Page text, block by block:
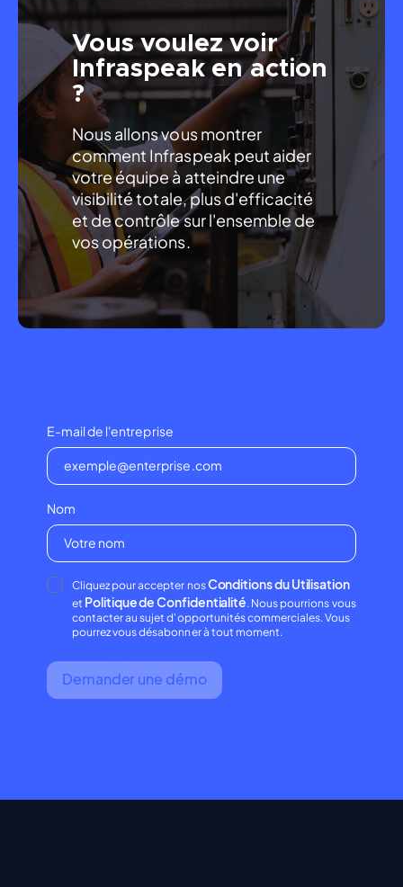
Vous voulez voir
Infraspeak en action
?
Nous allons vous montrer
comment Infraspeak peut aider
votre équipe à atteindre une
visibilité totale, plus d'efficacité
et de contrôle sur l'ensemble de
vos opérations.
E-mail de l'entreprise
Nom
Cliquez pour accepter nosConditions du Utilisation
et Politique de Confidentialité. Nous pourrions vous
contacter au sujet d'opportunités commerciales. Vous
pourrez vous désabonner à tout moment.
Demander une démo